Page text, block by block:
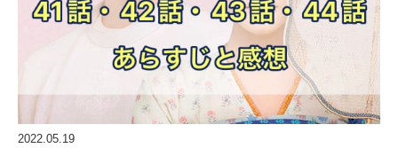
2022.05.19